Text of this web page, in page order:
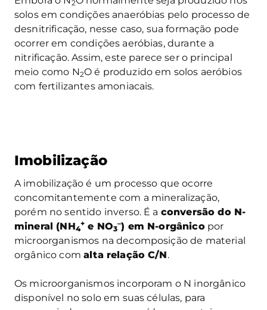
2
solos em condições anaeróbias pelo processo de
desnitrificação, nesse caso, sua formação pode
ocorrer em condições aeróbias, durante a
nitrificação. Assim, este parece ser o principal
meio como N2O é produzido em solos aeróbios
com fertilizantes amoniacais.
Imobilização
A imobilização é um processo que ocorre
concomitantemente com a mineralização,
porém no sentido inverso. É a conversão do N-
mineral (NH4
+ e NO3
–) em N-orgânicopor
microorganismos na decomposição de material
orgânico comalta relação C/N.
Os microorganismos incorporam o N inorgânico
disponível no solo em suas células, para